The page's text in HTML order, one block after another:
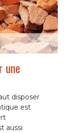
une
disposer
est
aussi